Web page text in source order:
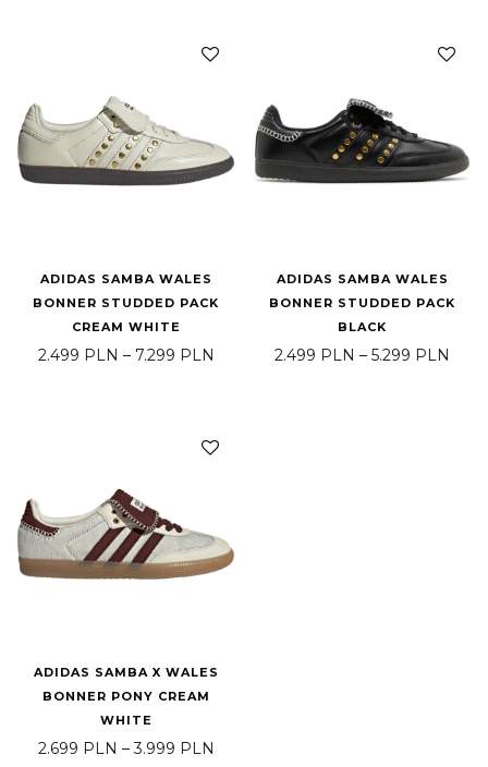
ADIDAS SAMBA WALES
BONNER STUDDED PACK
CREAM WHITE
2.499 PLN – 7.299 PLN Zakres cen: od 2.499 PLN do 7.299
ADIDAS SAMBA WALES
BONNER STUDDED PACK
BLACK
2.499 PLN – 5.299 PLN
ADIDAS SAMBA X WALES
BONNER PONY CREAM
WHITE
2.699 PLN – 3.999 PLN